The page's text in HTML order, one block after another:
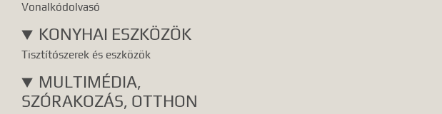
Vonalkódolvasó
KONYHAI ESZKÖZÖK
Tisztítószerek és eszközök
MULTIMÉDIA,
SZÓRAKOZÁS, OTTHON